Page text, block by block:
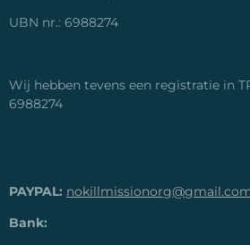
UBN nr.: 6988274
Wij hebben tevens een registratie in
6988274
PAYPAL:
Bank: